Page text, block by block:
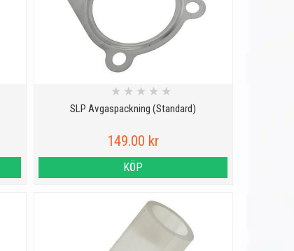
SLP Avgaspackning (Standard)
★ ★ ★ ★ ★
149.00 kr
KÖP